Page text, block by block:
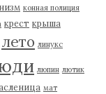
конная полиция
крест крыша
лето линукс
люпин лютик
мат